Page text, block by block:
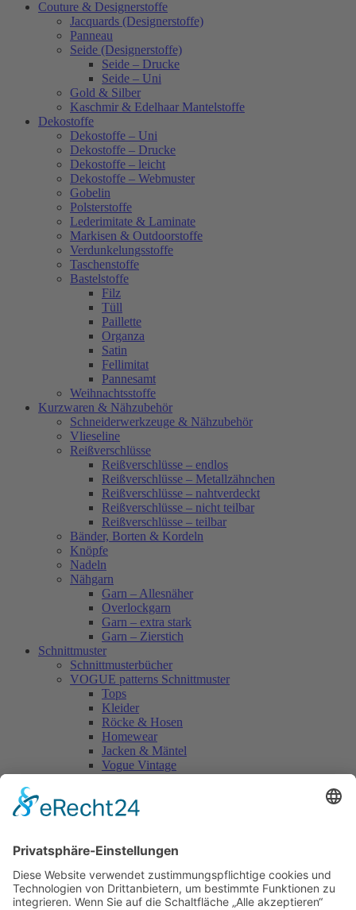
Couture & Designerstoffe
Jacquards (Designerstoffe)
Panneau
Seide (Designerstoffe)
Seide – Drucke
Seide – Uni
Gold & Silber
Kaschmir & Edelhaar Mantelstoffe
Dekostoffe
Dekostoffe – Uni
Dekostoffe – Drucke
Dekostoffe – leicht
Dekostoffe – Webmuster
Gobelin
Polsterstoffe
Lederimitate & Laminate
Markisen & Outdoorstoffe
Verdunkelungsstoffe
Taschenstoffe
Bastelstoffe
Filz
Tüll
Paillette
Organza
Satin
Fellimitat
Pannesamt
Weihnachtsstoffe
Kurzwaren & Nähzubehör
Schneiderwerkzeuge & Nähzubehör
Vlieseline
Reißverschlüsse
Reißverschlüsse – endlos
Reißverschlüsse – Metallzähnchen
Reißverschlüsse – nahtverdeckt
Reißverschlüsse – nicht teilbar
Reißverschlüsse – teilbar
Bänder, Borten & Kordeln
Knöpfe
Nadeln
Nähgarn
Garn – Allesnäher
Overlockgarn
Garn – extra stark
Garn – Zierstich
Schnittmuster
Schnittmusterbücher
VOGUE patterns Schnittmuster
Tops
Kleider
Röcke & Hosen
Homewear
Jacken & Mäntel
Vogue Vintage
Accessoires
Kleider
Homewear
Jacken & Mäntel